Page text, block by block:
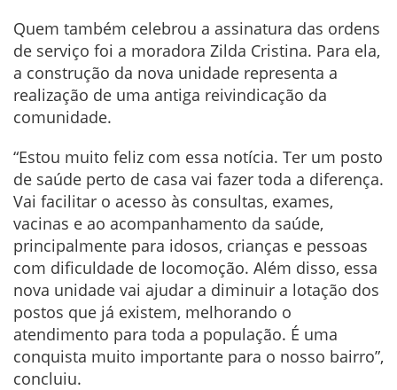
Quem também celebrou a assinatura das ordens
de serviço foi a moradora Zilda Cristina. Para ela,
a construção da nova unidade representa a
realização de uma antiga reivindicação da
comunidade.
“Estou muito feliz com essa notícia. Ter um posto
de saúde perto de casa vai fazer toda a diferença.
Vai facilitar o acesso às consultas, exames,
vacinas e ao acompanhamento da saúde,
principalmente para idosos, crianças e pessoas
com dificuldade de locomoção. Além disso, essa
nova unidade vai ajudar a diminuir a lotação dos
postos que já existem, melhorando o
atendimento para toda a população. É uma
conquista muito importante para o nosso bairro”,
concluiu.